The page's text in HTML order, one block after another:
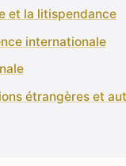
et la litispendance
internationale
étrangères et